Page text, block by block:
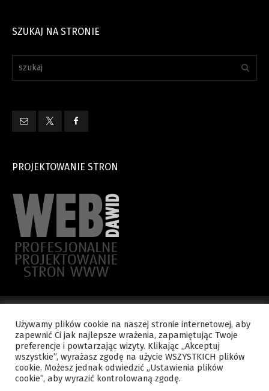
SZUKAJ NA STRONIE
PROJEKTOWANIE STRON
Copyright © 2015 WYDZIAŁ NAUKI KATOLICKIEJ - Kuria Diecezjalna.
Wszelkie prawa zastrzeżone.
Polityka prywatności Kontakt
Używamy plików cookie na naszej stronie internetowej, aby
zapewnić Ci jak najlepsze wrażenia, zapamiętując Twoje
preferencje i powtarzając wizyty. Klikając „Akceptuj
wszystkie”, wyrażasz zgodę na użycie WSZYSTKICH plików
cookie. Możesz jednak odwiedzić „Ustawienia plików
cookie”, aby wyrazić kontrolowaną zgodę.